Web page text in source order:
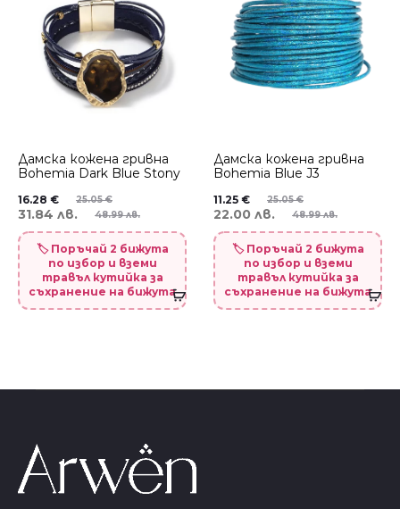
Дамска кожена гривна
Bohemia Dark Blue Stony
25.05€
16.28 €
48.99 лв.
31.84 лв.
🏷️ Поръчай 2 бижута
по избор и вземи
травъл кутийка за
съхранение на бижута
Дамска кожена гривна
Bohemia Blue J3
25.05€
11.25 €
48.99 лв.
22.00 лв.
🏷️ Поръчай 2 бижута
по избор и вземи
травъл кутийка за
съхранение на бижута